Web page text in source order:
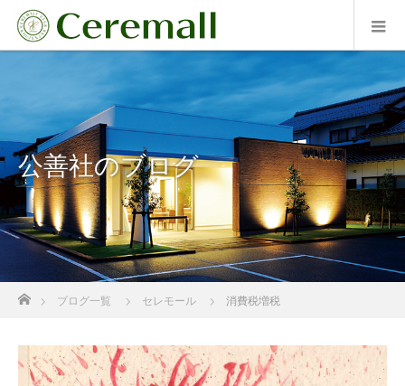
公善社のブログ
ブログ一覧 セレモール 消費税増税